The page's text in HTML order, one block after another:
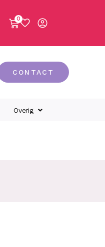
0
CONTACT
Overig